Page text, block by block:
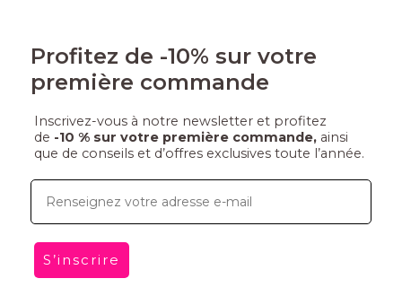
Profitez de -10% sur votre
première commande
Inscrivez-vous à notre newsletter et profitez
de -10 % sur votre première commande, ainsi
que de conseils et d’offres exclusives toute l’année.
E-mail
S’inscrire